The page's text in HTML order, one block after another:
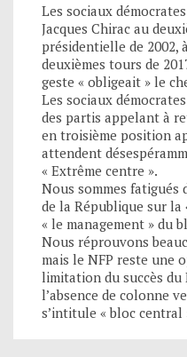
Les sociaux
Jacques Chirac au
présidentielle de 2002,
deuxièmes tours de
geste « obligeait » le
Les sociaux
des partis appelant à
en troisième position
attendent
« Extrême centre ».
Nous sommes fatigués
de la République sur la
« le management » du
Nous réprouvons
mais le NFP reste une
limitation du succès
l’absence de colonne
s’intitule « bloc central